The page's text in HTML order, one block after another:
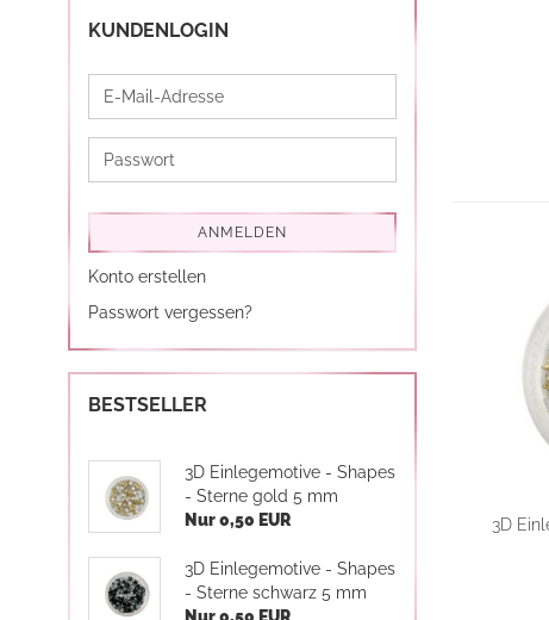
3D
KUNDENLOGIN
E-
Mail-
Adresse
Passwort
ANMELDEN
Konto erstellen
Passwort vergessen?
BESTSELLER
3D Einlegemotive - Shapes
- Sterne gold 5 mm
Nur 0,50 EUR
3D Einlegemotive - Shapes
- Sterne schwarz 5 mm